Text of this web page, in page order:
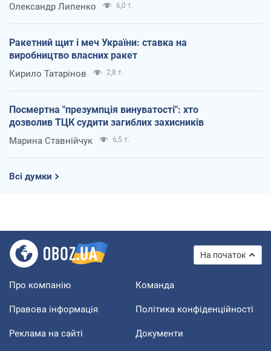
Олександр Липенко 6,0 т.
Ракетний щит і меч України: ставка на
виробництво власних ракет
Кирило Татарінов 2,8 т.
Посмертна "презумпція винуватості": хто
дозволив ТЦК судити загиблих захисників
Марина Ставнійчук 6,5 т.
Всі думки
На початок
Про компанію Команда
Правова інформація Політика конфіденційності
Реклама на сайті Документи